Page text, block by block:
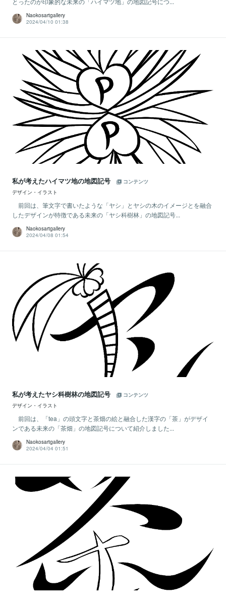
Naokosartgallery
2024/04/10 01:38
私が考えたハイマツ地の地図記号
コンテンツ
デザイン・イラスト
前回は、筆文字で書いたような「ヤシ」とヤシの木のイメージとを融合
したデザインが特徴である未来の「ヤシ科樹林」の地図記号...
Naokosartgallery
2024/04/08 01:54
私が考えたヤシ科樹林の地図記号
コンテンツ
デザイン・イラスト
前回は、「tea」の頭文字と茶畑の絵と融合した漢字の「茶」がデザイ
ンである未来の「茶畑」の地図記号について紹介しました...
Naokosartgallery
2024/04/04 01:51